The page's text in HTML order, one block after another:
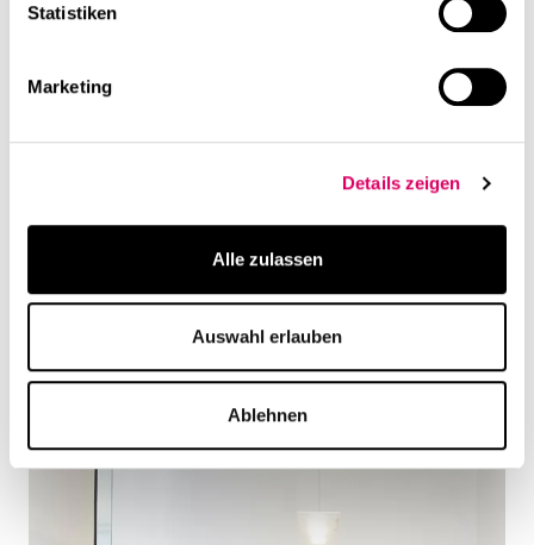
Statistiken
Marketing
Details zeigen
Alle zulassen
Auswahl erlauben
Ablehnen